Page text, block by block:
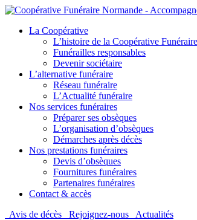
La Coopérative
L’histoire de la Coopérative
Funérailles responsables
Devenir sociétaire
L’alternative funéraire
Réseau funéraire
L’Actualité funéraire
Nos services funéraires
Préparer ses obsèques
L’organisation d’obsèques
Démarches après décès
Nos prestations funéraires
Devis d’obsèques
Fournitures funéraires
Partenaires funéraires
Contact & accès
Avis de décès
Rejoignez-nous Actualités